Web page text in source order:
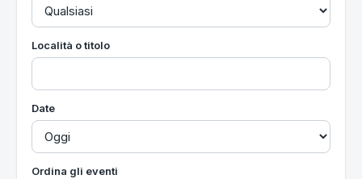
Località o titolo
Date
Ordina gli eventi